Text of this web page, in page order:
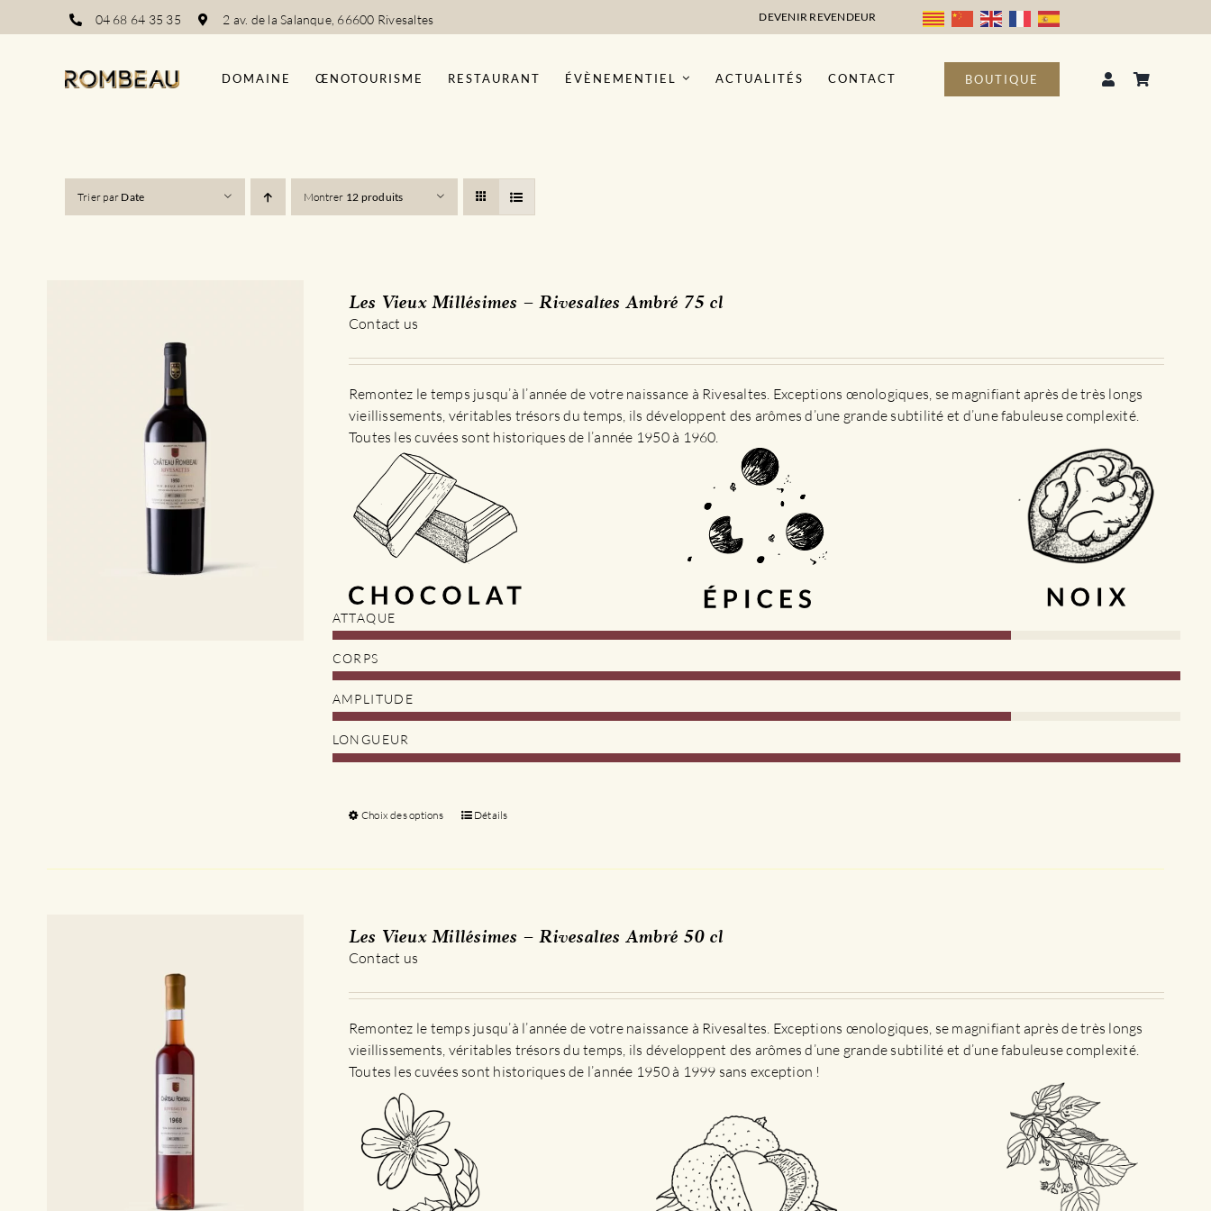
au
04 68 64 35 35 2 av. de la Salanque, 66600 Rivesaltes DEVENIR REVENDEUR
DOMAINE ŒNOTOURISME RESTAURANT ÉVÈNEMENTIEL ACTUALITÉS CONTACT BOUTIQUE
Trier par Date Montrer 12 produits
Les Vieux Millésimes – Rivesaltes Ambré 75 cl
Contact us
Remontez le temps jusqu’à l’année de votre naissance à Rivesaltes. Exceptions œnologiques, se magnifiant après de très longs
vieillissements, véritables trésors du temps, ils développent des arômes d’une grande subtilité et d’une fabuleuse complexité.
Toutes les cuvées sont historiques de l’année 1950 à 1960.
ATTAQUE
CORPS
AMPLITUDE
LONGUEUR
Choix des options
Ce
options
être
sur
la
page
Détails
Les Vieux Millésimes – Rivesaltes Ambré 50 cl
Contact us
Remontez le temps jusqu’à l’année de votre naissance à Rivesaltes. Exceptions œnologiques, se magnifiant après de très longs
vieillissements, véritables trésors du temps, ils développent des arômes d’une grande subtilité et d’une fabuleuse complexité.
Toutes les cuvées sont historiques de l’année 1950 à 1999 sans exception !